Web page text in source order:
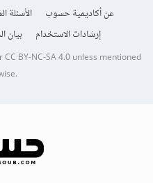
عن أكاديمية حسوب الأسئلة
إرشادات الاستخدام
بيان
CC BY-NC-SA 4.0unless mentioned